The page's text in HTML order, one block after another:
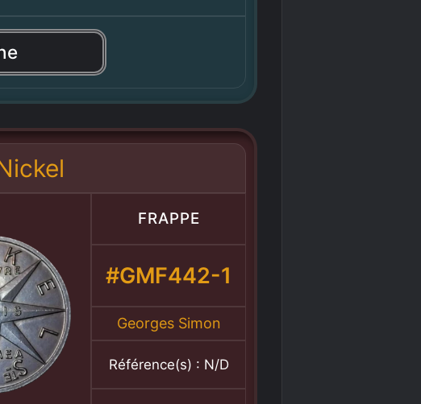
FRAPPE
#GMF442-1
Georges Simon
Référence(s) : N/D